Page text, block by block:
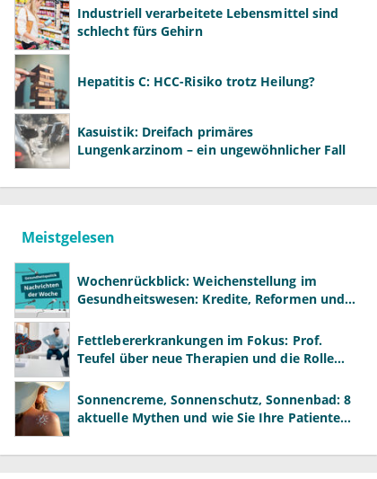
Industriell verarbeitete Lebensmittel sind
schlecht fürs Gehirn
Hepatitis C: HCC-Risiko trotz Heilung?
Kasuistik: Dreifach primäres
Lungenkarzinom – ein ungewöhnlicher Fall
Meistgelesen
Wochenrückblick: Weichenstellung im
Gesundheitswesen: Kredite, Reformen und
Fettlebererkrankungen im Fokus: Prof.
Teufel über neue Therapien und die Rolle
Sonnencreme, Sonnenschutz, Sonnenbad: 8
aktuelle Mythen und wie Sie Ihre Patienten